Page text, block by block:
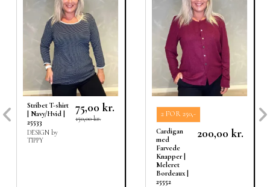
Stribet T-shirt
| Navy/Hvid |
25533
DESIGN by
TIPPY
75,00 kr.
150,00 kr.
2 FOR 250,-
Cardigan
med
Farvede
Knapper |
Meleret
Bordeaux |
25552
200,00 kr.